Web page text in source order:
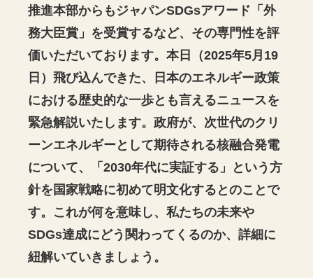
推進本部からもジャパンSDGsアワード「外
務大臣賞」を受賞するなど、その専門性を評
価いただいております。本日（2025年5月19
日）飛び込んできた、日本のエネルギー政策
における歴史的な一歩とも言えるニュースを
緊急解説いたします。政府が、次世代のクリ
ーンエネルギーとして期待される核融合発電
について、「2030年代に実証する」という方
針を国家戦略に初めて明文化するとのことで
す。これが何を意味し、私たちの未来や
SDGs達成にどう関わってくるのか、詳細に
紐解いていきましょう。